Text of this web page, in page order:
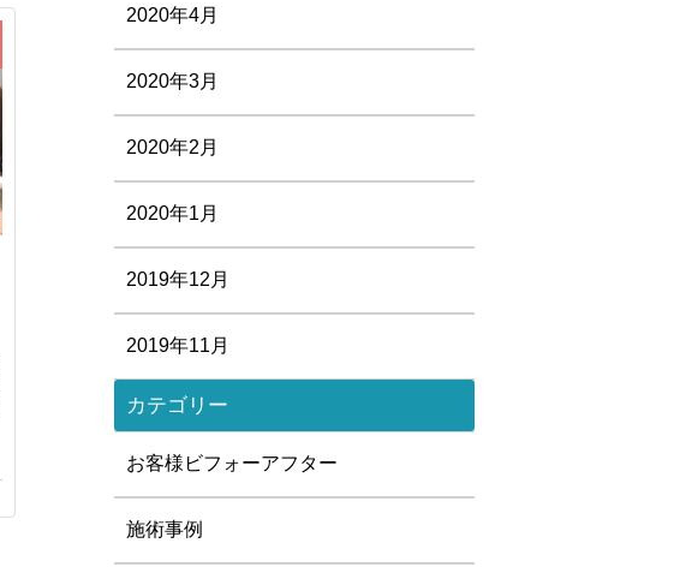
2020年4月
2020年3月
2020年2月
2020年1月
2019年12月
2019年11月
カテゴリー
お客様ビフォーアフター
施術事例